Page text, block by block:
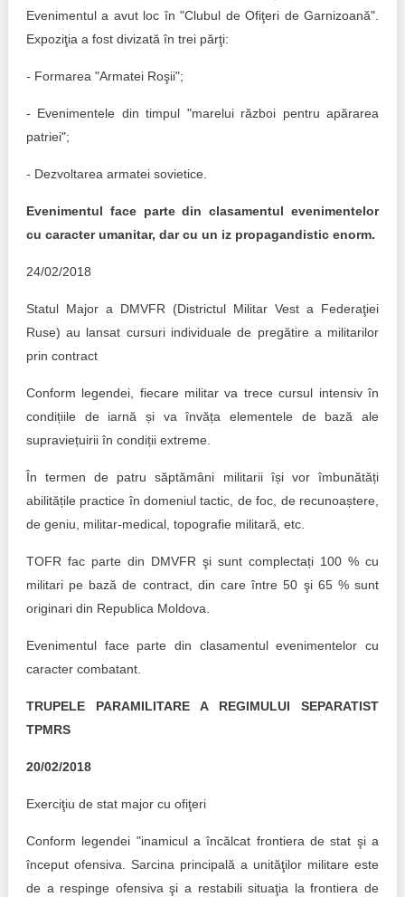
Evenimentul a avut loc în "Clubul de Ofiţeri de Garnizoană".
Expoziţia a fost divizată în trei părţi:
- Formarea "Armatei Roşii";
- Evenimentele din timpul "marelui război pentru apărarea
patriei";
- Dezvoltarea armatei sovietice.
Evenimentul face parte din clasamentul evenimentelor
cu caracter umanitar, dar cu un iz propagandistic enorm.
24/02/2018
Statul Major a DMVFR (Districtul Militar Vest a Federaţiei
Ruse) au lansat cursuri individuale de pregătire a militarilor
prin contract
Conform legendei, fiecare militar va trece cursul intensiv în
condițiile de iarnă și va învăța elementele de bază ale
supraviețuirii în condiții extreme.
În termen de patru săptămâni militarii își vor îmbunătăți
abilitățile practice în domeniul tactic, de foc, de recunoaștere,
de geniu, militar-medical, topografie militară, etc.
TOFR fac parte din DMVFR şi sunt complectați 100 % cu
militari pe bază de contract, din care între 50 şi 65 % sunt
originari din Republica Moldova.
Evenimentul face parte din clasamentul evenimentelor cu
caracter combatant.
TRUPELE PARAMILITARE A REGIMULUI SEPARATIST
TPMRS
20/02/2018
Exerciţiu de stat major cu ofiţeri
Conform legendei "inamicul a încălcat frontiera de stat şi a
început ofensiva. Sarcina principală a unităţilor militare este
de a respinge ofensiva şi a restabili situaţia la frontiera de